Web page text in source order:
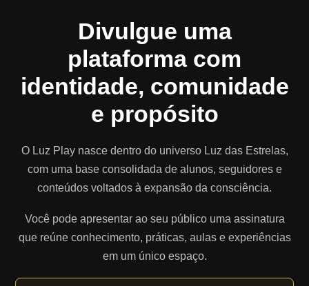
Divulgue uma
plataforma com
identidade, comunidade
e propósito
O Luz Play nasce dentro do universo Luz das Estrelas,
com uma base consolidada de alunos, seguidores e
conteúdos voltados à expansão da consciência.
Você pode apresentar ao seu público uma assinatura
que reúne conhecimento, práticas, aulas e experiências
em um único espaço.